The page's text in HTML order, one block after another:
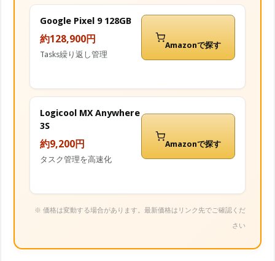
Google Pixel 9 128GB
約128,900円
Tasks繰り返し管理
Amazonで探す
Logicool MX Anywhere
3S
約9,200円
タスク管理を高速化
Amazonで探す
※ 価格は変動する場合があります。最新価格はリンク先でご確認くだ
さい